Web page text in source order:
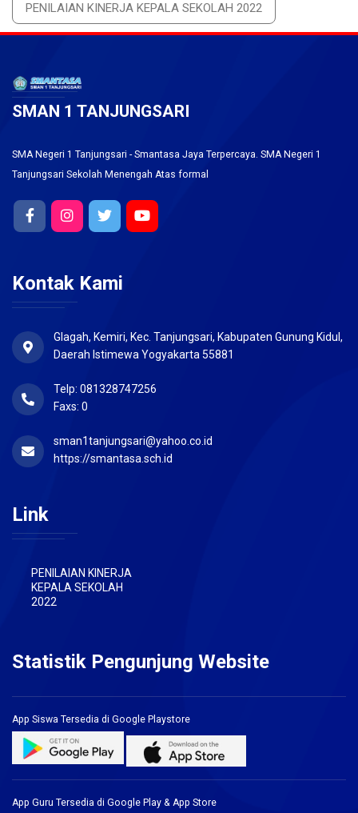
PENILAIAN KINERJA KEPALA SEKOLAH 2022
SMAN 1 TANJUNGSARI
SMA Negeri 1 Tanjungsari - Smantasa Jaya Terpercaya. SMA Negeri 1
Tanjungsari Sekolah Menengah Atas formal
Kontak Kami
Glagah, Kemiri, Kec. Tanjungsari, Kabupaten Gunung Kidul,
Daerah Istimewa Yogyakarta 55881
Telp: 081328747256
Faxs: 0
sman1tanjungsari@yahoo.co.id
https://smantasa.sch.id
Link
PENILAIAN KINERJA
KEPALA SEKOLAH
2022
Statistik Pengunjung Website
App Siswa Tersedia di Google Playstore
App Guru Tersedia di Google Play & App Store